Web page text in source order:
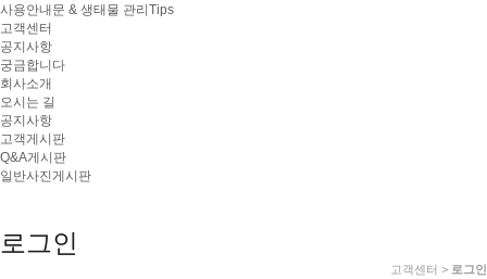
사용안내문 & 생태물 관리Tips
고객센터
공지사항
궁금합니다
회사소개
오시는 길
공지사항
고객게시판
Q&A게시판
일반사진게시판
로그인
고객센터 > 로그인